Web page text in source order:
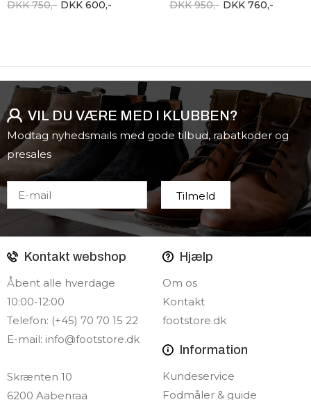
DKK 750,- DKK 600,-
DKK 950,- DKK 760,-
VIL DU VÆRE MED I KLUBBEN?
Modtag nyhedsmails med gode tilbud, rabatkoder og
presales
Kontakt webshop
Åbent alle hverdage
10:00-12:00
Telefon: (+45) 70 70 15 22
E-mail: info@footstore.dk
Skrænten 10
6200 Aabenraa
Hjælp
Om os
Kontakt
footstore.dk
Information
Kundeservice
Fodmåler & guide